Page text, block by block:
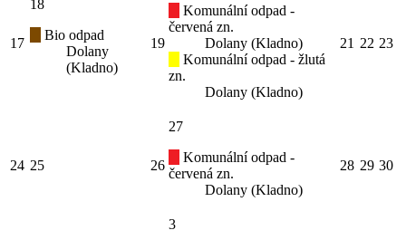
17
18
Bio odpad
Dolany
(Kladno)
19
Komunální odpad -
červená zn.
Dolany (Kladno)
Komunální odpad - žlutá
zn.
Dolany (Kladno)
21 22 23
24 25 26
27
Komunální odpad -
červená zn.
Dolany (Kladno)
28 29 30
3